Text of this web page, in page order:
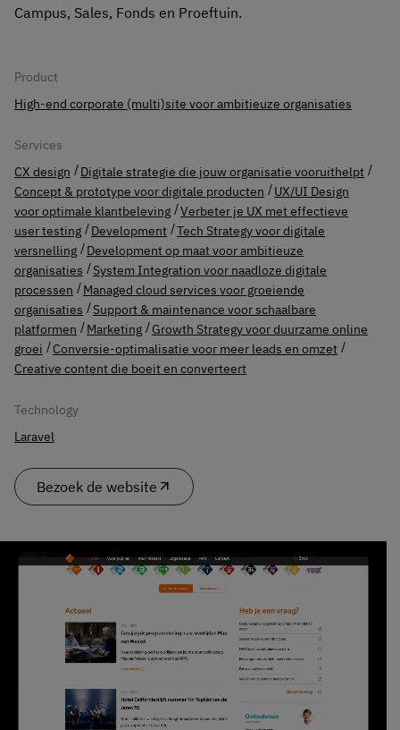
Campus, Sales, Fonds en Proeftuin.
Product
High-end corporate (multi)site voor ambitieuze organisaties
Services
CX design
Digitale strategie die jouw organisatie vooruithelpt
Concept & prototype voor digitale producten
UX/UI Design
voor optimale klantbeleving
Verbeter je UX met effectieve
user testing
Development
Tech Strategy voor digitale
versnelling
Development op maat voor ambitieuze
organisaties
System Integration voor naadloze digitale
processen
Managed cloud services voor groeiende
organisaties
Support & maintenance voor schaalbare
platformen
Marketing
Growth Strategy voor duurzame online
groei
Conversie-optimalisatie voor meer leads en omzet
Creative content die boeit en converteert
Technology
Laravel
Bezoek de website arrow_outward